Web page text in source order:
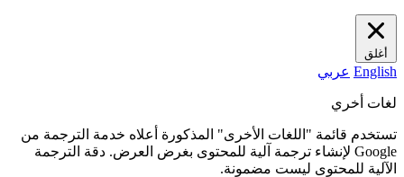
أغلق
English عربي
لغات أخري
تستخدم قائمة "اللغات الأخرى" المذكورة أعلاه خدمة الترجمة من
Google لإنشاء ترجمة آلية للمحتوى بغرض العرض. دقة الترجمة
الآلية للمحتوى ليست مضمونة.